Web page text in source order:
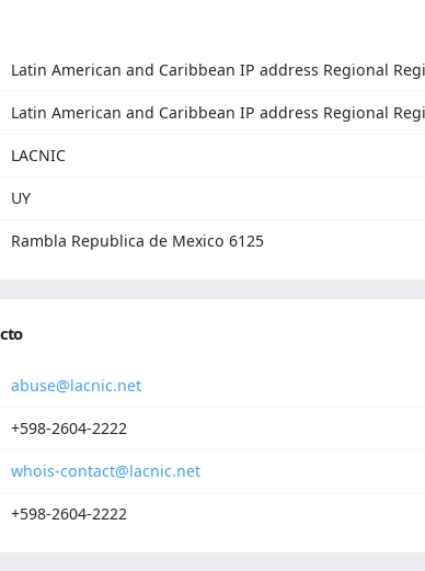
Latin American and Caribbean IP address Regional
Latin American and Caribbean IP address Regional
LACNIC
UY
Rambla Republica de Mexico 6125
abuse@lacnic.net
+598-2604-2222
whois-contact@lacnic.net
+598-2604-2222